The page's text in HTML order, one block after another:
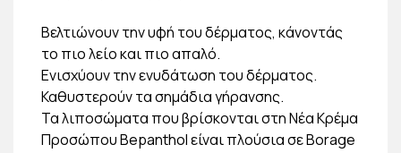
Bελτιώνουν την υφή του δέρματος, κάνοντάς
το πιο λείο και πιο απαλό.
Ενισχύουν την ενυδάτωση του δέρματος.
Καθυστερούν τα σημάδια γήρανσης.
Τα λιποσώματα που βρίσκονται στη Νέα Κρέμα
Προσώπου Bepanthol είναι πλούσια σε Borage